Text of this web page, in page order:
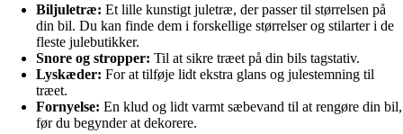
Biljuletræ: Et lille kunstigt juletræ, der passer til størrelsen på
din bil. Du kan finde dem i forskellige størrelser og stilarter i de
fleste julebutikker.
Snore og stropper: Til at sikre træet på din bils tagstativ.
Lyskæder: For at tilføje lidt ekstra glans og julestemning til
træet.
Fornyelse: En klud og lidt varmt sæbevand til at rengøre din bil,
før du begynder at dekorere.